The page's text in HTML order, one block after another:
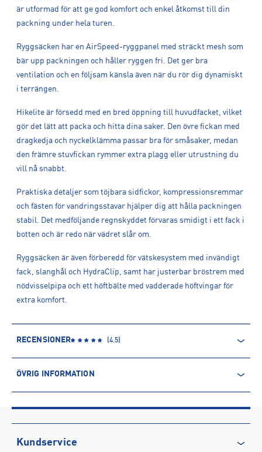
är utformad för att ge god komfort och enkel åtkomst till din
packning under hela turen.
Ryggsäcken har en AirSpeed-ryggpanel med sträckt mesh som
bär upp packningen och håller ryggen fri. Det ger bra
ventilation och en följsam känsla även när du rör dig dynamiskt
i terrängen.
Hikelite är försedd med en bred öppning till huvudfacket, vilket
gör det lätt att packa och hitta dina saker. Den övre fickan med
dragkedja och nyckelklämma passar bra för småsaker, medan
den främre stuvfickan rymmer extra plagg eller utrustning du
vill nå snabbt.
Praktiska detaljer som töjbara sidfickor, kompressionsremmar
och fästen för vandringsstavar hjälper dig att hålla packningen
stabil. Det medföljande regnskyddet förvaras smidigt i ett fack i
botten och är redo när vädret slår om.
Ryggsäcken är även förberedd för vätskesystem med invändigt
fack, slanghål och HydraClip, samt har justerbar bröstrem med
nödvisselpipa och ett höftbälte med vadderade höftvingar för
extra komfort.
RECENSIONER (4.5)
ÖVRIG INFORMATION
Produktnummer: 1623981
Leverantörens produktnummer: 10007545
Artikelnummer: 162398101-Raven Black
Kundservice